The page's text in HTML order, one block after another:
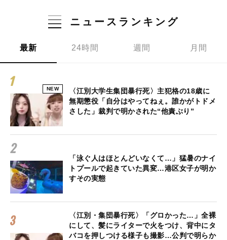
ニュースランキング
最新 24時間 週間 月間
NEW
〈江別大学生集団暴行死〉主犯格の18歳に
無期懲役「自分はやってねぇ。誰かがトドメ
さした」裁判で明かされた“他責ぶり”
「泳ぐ人はほとんどいなくて…」猛暑のナイ
トプールで起きていた異変…港区女子が明か
すその実態
〈江別・集団暴行死〉「グロかった…」全裸
にして、髪にライターで火をつけ、背中にタ
バコを押しつける様子も撮影…公判で明らか